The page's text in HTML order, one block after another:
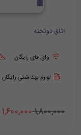
اتاق دوتخته
وای فای رایگان
لوازم بهداشتی رایگان
1,800,000
1,600,000